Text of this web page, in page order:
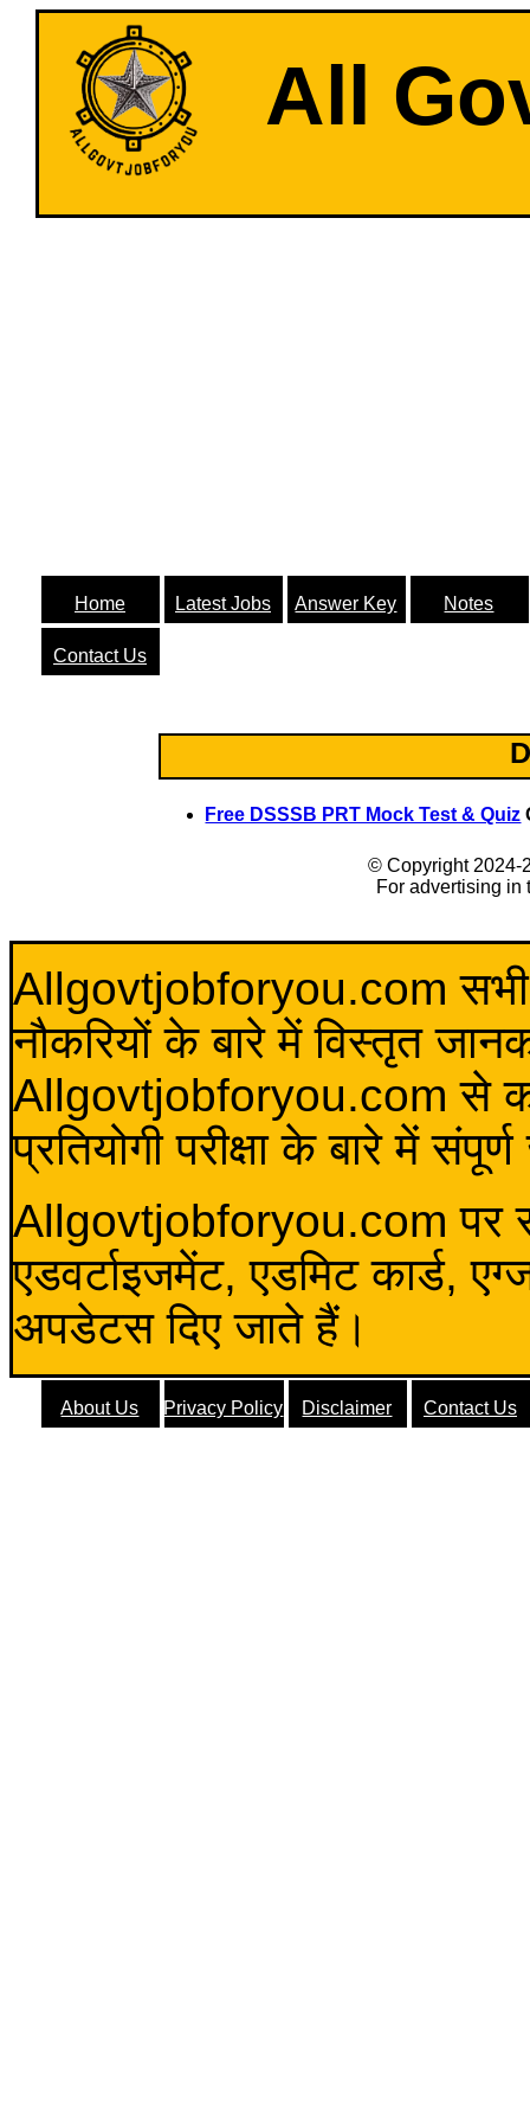
All
Home Latest Jobs Answer Key Notes
Contact Us
Free DSSSB PRT Mock Test & Quiz
© Copyright 2024-
For advertising
Allgovtjobforyou.com सभी
नौकरियों के बारे में विस्तृत
Allgovtjobforyou.com से कोई
प्रतियोगी परीक्षा के बारे में
Allgovtjobforyou.com पर
एडवर्टाइजमेंट, एडमिट कार्ड,
अपडेटस दिए जाते हैं।
About Us Privacy Policy Disclaimer Contact Us